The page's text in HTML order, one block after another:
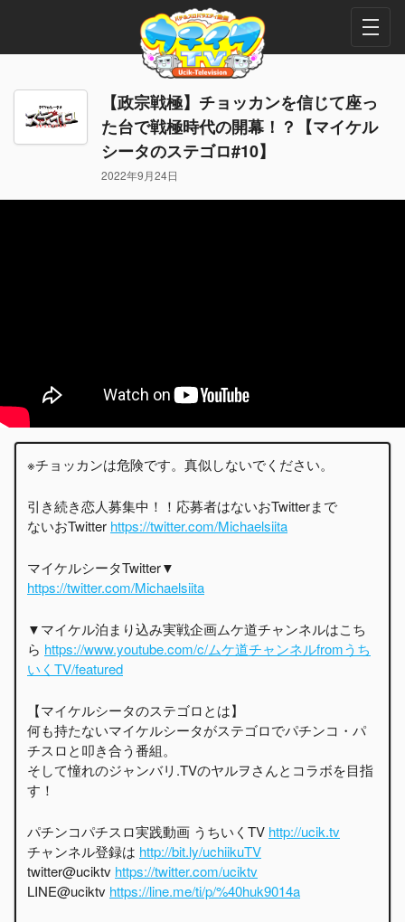
【政宗戦極】チョッカンを信じて座っ
た台で戦極時代の開幕！？【マイケル
シータのステゴロ#10】
2022年9月24日
※チョッカンは危険です。真似しないでください。
引き続き恋人募集中！！応募者はないおTwitterまで
ないおTwitter https://twitter.com/Michaelsiita
マイケルシータTwitter▼
https://twitter.com/Michaelsiita
▼マイケル泊まり込み実戦企画ムケ道チャンネルはこち
ら https://www.youtube.com/c/ムケ道チャンネルfromうち
いくTV/featured
【マイケルシータのステゴロとは】
何も持たないマイケルシータがステゴロでパチンコ・パ
チスロと叩き合う番組。
そして憧れのジャンバリ.TVのヤルヲさんとコラボを目指
す！
パチンコパチスロ実践動画 うちいくTV http://ucik.tv
チャンネル登録は http://bit.ly/uchiikuTV
twitter@uciktv https://twitter.com/uciktv
LINE@uciktv https://line.me/ti/p/%40huk9014a